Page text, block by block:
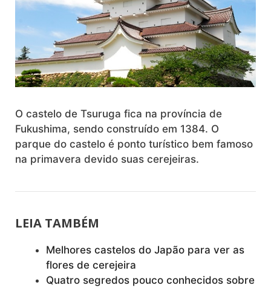
O castelo de Tsuruga fica na província de
Fukushima, sendo construído em 1384. O
parque do castelo é ponto turístico bem famoso
na primavera devido suas cerejeiras.
LEIA TAMBÉM
Melhores castelos do Japão para ver as
flores de cerejeira
Quatro segredos pouco conhecidos sobre